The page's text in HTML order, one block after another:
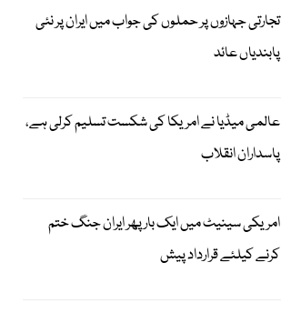
تجارتی جہازوں پر حملوں کی جواب میں ایران پر نئی
پابندیاں عائد
عالمی میڈیا نے امریکا کی شکست تسلیم کرلی ہے،
پاسداران انقلاب
امریکی سینیٹ میں ایک بار پھر ایران جنگ ختم
کرنے کیلئے قرارداد پیش